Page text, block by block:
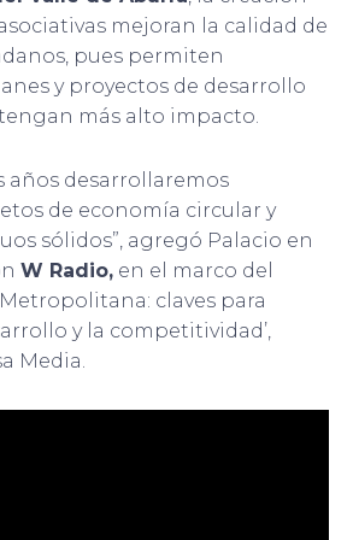
mejoran la calidad de
pues permiten
y proyectos de desarrollo
más alto impacto.
años desarrollaremos
de economía circular y
sólidos”, agregó Palacio en
W Radio, en el marco del
claves para
y la competitividad’,
Media.